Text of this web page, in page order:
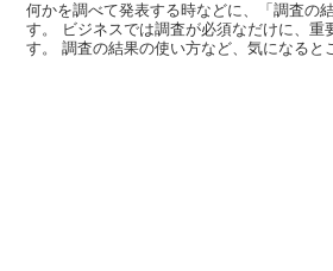
何かを調べて発表する時などに、「調査の
す。 ビジネスでは調査が必須なだけに、重
す。 調査の結果の使い方など、気になると